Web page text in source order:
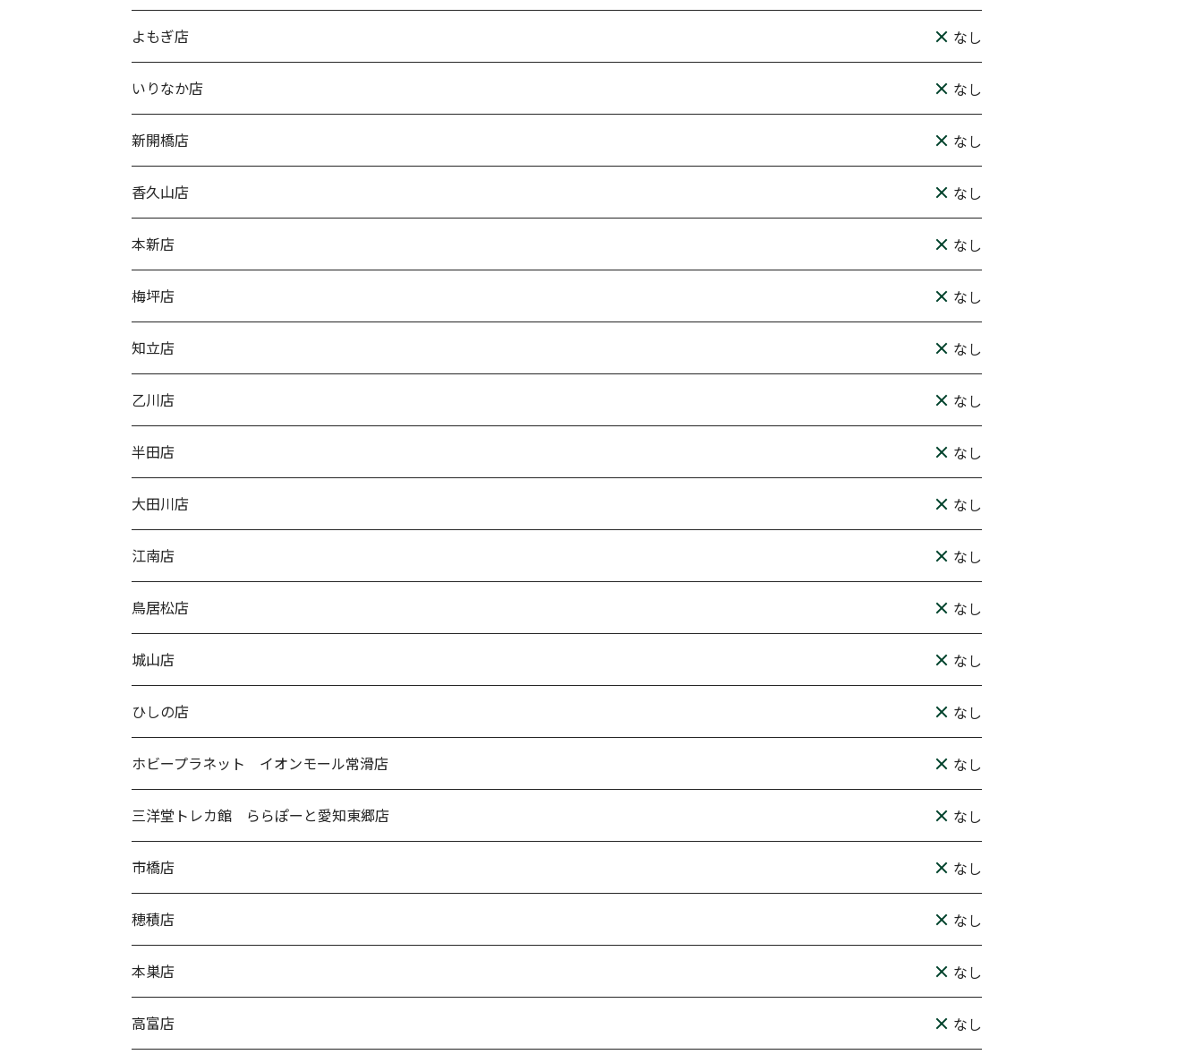
よもぎ店 なし
いりなか店 なし
新開橋店 なし
香久山店 なし
本新店 なし
梅坪店 なし
知立店 なし
乙川店 なし
半田店 なし
大田川店 なし
江南店 なし
鳥居松店 なし
城山店 なし
ひしの店 なし
ホビープラネット イオンモール常滑店 なし
三洋堂トレカ館 ららぽーと愛知東郷店 なし
市橋店 なし
穂積店 なし
本巣店 なし
高富店 なし